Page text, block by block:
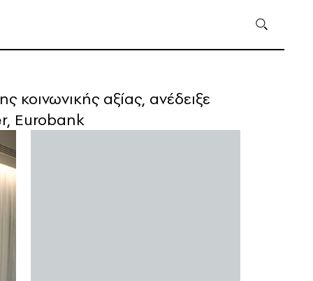
αξίας, ανέδειξε
Eurobank